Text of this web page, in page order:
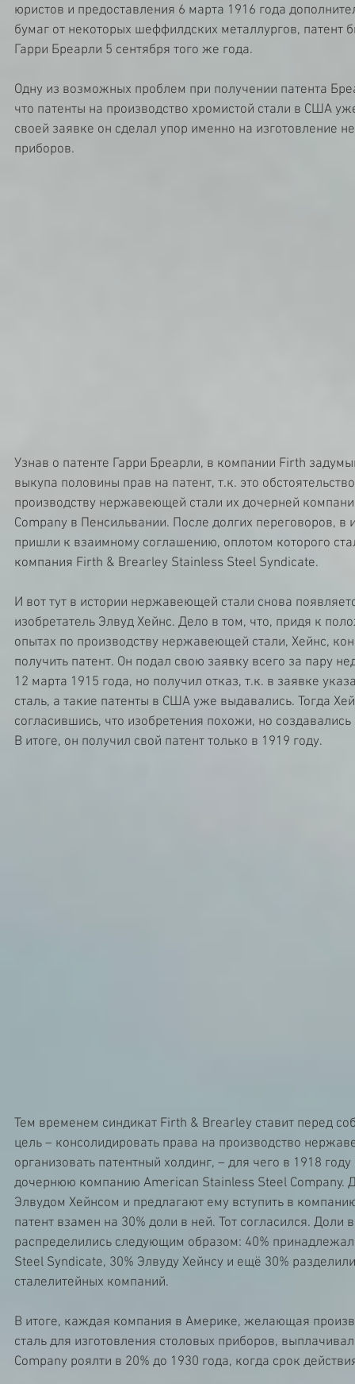
юристов и предоставления 6 марта 1916 года
бумаг от некоторых шеффилдских металлургов,
Гарри Бреарли 5 сентября того же года.
Одну из возможных проблем при получении патента
что патенты на производство хромистой стали в США
своей заявке он сделал упор именно на изготовление
приборов.
Узнав о патенте Гарри Бреарли, в компании Firth
выкупа половины прав на патент, т.к. это
производству нержавеющей стали их дочерней
Company в Пенсильвании. После долгих переговоров,
пришли к взаимному соглашению, оплотом которого
компания Firth & Brearley Stainless Steel Syndicate.
И вот тут в истории нержавеющей стали снова
изобретатель Элвуд Хейнс. Дело в том, что, придя к
опытах по производству нержавеющей стали, Хейнс,
получить патент. Он подал свою заявку всего за пару
12 марта 1915 года, но получил отказ, т.к. в заявке
сталь, а такие патенты в США уже выдавались. Тогда
согласившись, что изобретения похожи, но
В итоге, он получил свой патент только в 1919 году.
Тем временем синдикат Firth & Brearley ставит перед
цель – консолидировать права на производство
организовать патентный холдинг, – для чего в 1918
дочернюю компанию American Stainless Steel Company.
Элвудом Хейнсом и предлагают ему вступить в
патент взамен на 30% доли в ней. Тот согласился. Доли
распределились следующим образом: 40%
Steel Syndicate, 30% Элвуду Хейнсу и ещё 30%
сталелитейных компаний.
В итоге, каждая компания в Америке, желающая
сталь для изготовления столовых приборов,
Company роялти в 20% до 1930 года, когда срок